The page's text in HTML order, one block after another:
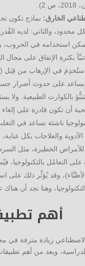
2).
الخارق: نماذج تكون
محدود، والثاني: لديه
استخدامه في الحروب،
استُخدِمَ في الإرهاب من
يساعد على حدوث أضرار
بالكوارث الطبيعية.
أن تكون قادرة على
ناشئة تساعد في
والعلاجات بكل
للأمراض الخطيرة، مثل
على التعامُل
وقد يُؤثِّر ذلك على
وهنا نجد أن هناك
أهم
زيادة مترفة في
ويعد من أهم